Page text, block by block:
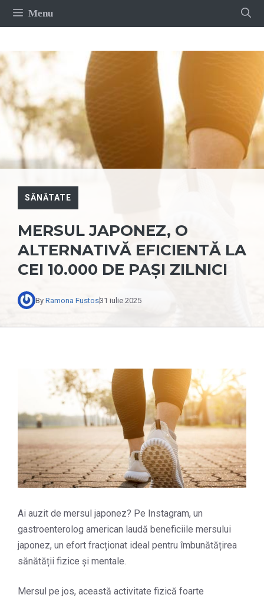
Sari
Menu
SĂNĂTATE
MERSUL JAPONEZ, O
ALTERNATIVĂ EFICIENTĂ LA
CEI 10.000 DE PAȘI ZILNICI
By Ramona Fustos31 iulie 2025
Ai auzit de mersul japonez? Pe Instagram, un
gastroenterolog american laudă beneficiile mersului
japonez, un efort fracționat ideal pentru îmbunătățirea
sănătății fizice și mentale.
Mersul pe jos, această activitate fizică foarte